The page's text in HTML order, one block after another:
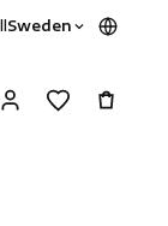
Sweden